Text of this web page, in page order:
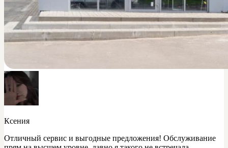
Ксения
Отличный сервис и выгодные предложения! Обслуживание